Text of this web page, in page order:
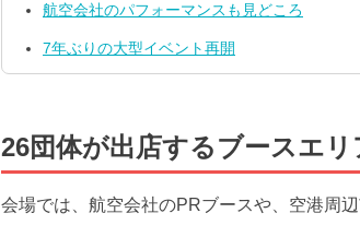
航空会社のパフォーマンスも見どころ
7年ぶりの大型イベント再開
26団体が出店するブースエリ
会場では、航空会社のPRブースや、空港周